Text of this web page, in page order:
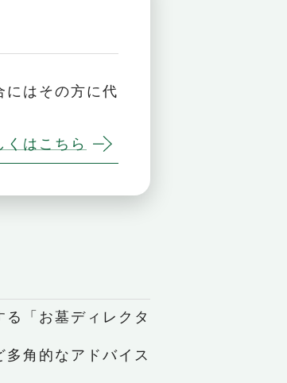
にはその方に代
くはこちら
「お墓ディレクタ
角的なアドバイス